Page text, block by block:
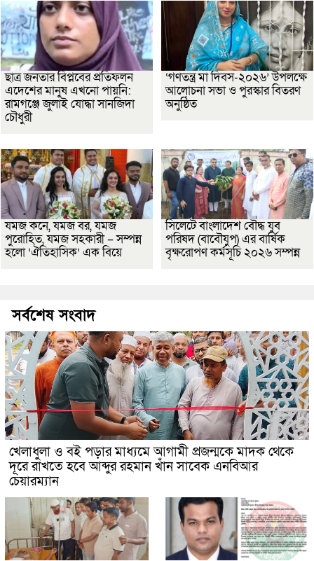
ছাত্র জনতার বিপ্লবের প্রতিফলন
এদেশের মানুষ এখনো পায়নি:
রামগঞ্জে জুলাই যোদ্ধা সানজিদা
চৌধুরী
‘গণতন্ত্র মা দিবস-২০২৬’ উপলক্ষে
আলোচনা সভা ও পুরস্কার বিতরণ
অনুষ্ঠিত
যমজ কনে, যমজ বর, যমজ
পুরোহিত, যমজ সহকারী – সম্পন্ন
হলো ‘ঐতিহাসিক’ এক বিয়ে
সিলেটে বাংলাদেশ বৌদ্ধ যুব
পরিষদ (বাবৌযুপ) এর বার্ষিক
বৃক্ষরোপণ কর্মসূচি ২০২৬ সম্পন্ন
সর্বশেষ সংবাদ
খেলাধুলা ও বই পড়ার মাধ্যমে আগামী প্রজন্মকে মাদক থেকে
দূরে রাখতে হবে আব্দুর রহমান খাঁন সাবেক এনবিআর
চেয়ারম্যান